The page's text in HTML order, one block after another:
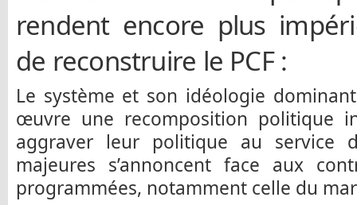
rendent encore plus
de reconstruire le PCF :
Le système et son idéologie
œuvre une recomposition politique
aggraver leur politique au service
majeures s’annoncent face aux
programmées, notamment celle du